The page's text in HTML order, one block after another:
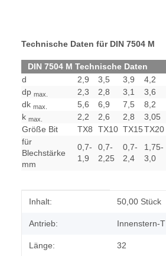
Technische Daten für DIN 7504 M
DIN 7504 M Technische Daten
d
2,9 3,5 3,9 4,2
dp max. 2,3 2,8 3,1 3,6
dk max. 5,6 6,9 7,5 8,2
k max. 2,2 2,6 2,8 3,05
Größe Bit
TX8 TX10 TX15TX20
für
Blechstärke
mm
0,7-
1,9
0,7-
2,25
0,7-
2,4
1,75-
3,0
Produkteigenschaft
Wert
Inhalt: 50,00 Stück
Antrieb: Innenstern-T
Länge: 32